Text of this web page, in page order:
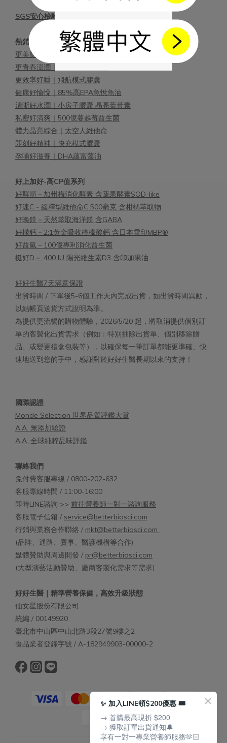
SGS安心檢驗 \功效專利
熱銷明星商品-高效系列
更美顏透亮｜燕窩酸益生菌
更青春澎潤｜10倍奇蹟蜂王乳
更效率好睡｜飛航模式膠囊
健康好愉悅｜85%高EPA魚悅魚油
清晰好水潤｜小房子膠囊 晶亮葉黃素
私密好清爽｜500億蔓越莓益生菌
體力晶亮綜合｜太空人維他命
即刻好精神｜快充模式膠囊
孕哺好滋養｜DHA蘊富藻油
好上加好-高CP值系列
好酵順－加州梅消化酵素 含蔬果酵素SOD-like
好速C－緩釋型維他命C 500毫克 含柑橘萃取物
好晚鎂－天然萃取海洋鎂 含GABA
好檬鈣－2:1黃金吸收檸檬酸鈣 含日本雪印MBP®
好益氣－100億專利消化益生菌
挺好D－ 400 IU 陽光維生素D3 含印加果油
好好生醫7天滿意保證
出貨時間 / 下單後5-6個工作天內完成出貨，如出貨時間異動，
以結帳頁送貨方式說明為準。
為提供更流暢的購物體驗，2026/5/20 起，將取消提供個別訂
單的客製化出貨需求（例如：特別抽除出貨單、個別移除贈
品、或變更禮盒包裝等），以確保每一筆訂單都能更準確、快
速地送到您的手中，感謝對於好好生醫長期以來的支持！
國際認證
Monde Selection 世界品質評鑑大賞
A.A. 無添加驗證
A.A. 全球純粹品味評鑑
聯絡我們
免付費客服專線 / 0800-202-632
客服專線時間 / 11:00-16:00
即時LINE諮詢 >> 前往營養師一對一諮詢服務
客服電子信箱 / service@betterbiosci.com
行銷與業務合作聯絡 / mkt@betterbiosci.com
(品牌、通路、賽事、醫護機構等合作)
媒體贊助與周邊開發 / pr@betterbiosci.com
(大型演藝活動贊助、廠商客製化需求等需求)
好好生醫｜精準營養保健，高效升級狀態
仙女星股份有限公司
統編 / 00149920
臺北市中山區中山北路3段27號9樓之2
食品業者登錄字號 / A-182949903-00000-2
✨ 加入LINE領$200優惠 🎟️
→ 首購最高現折 $200
→ 獲取訂單出貨通知🔔
享有一對一專業營養師服務🫶🏻